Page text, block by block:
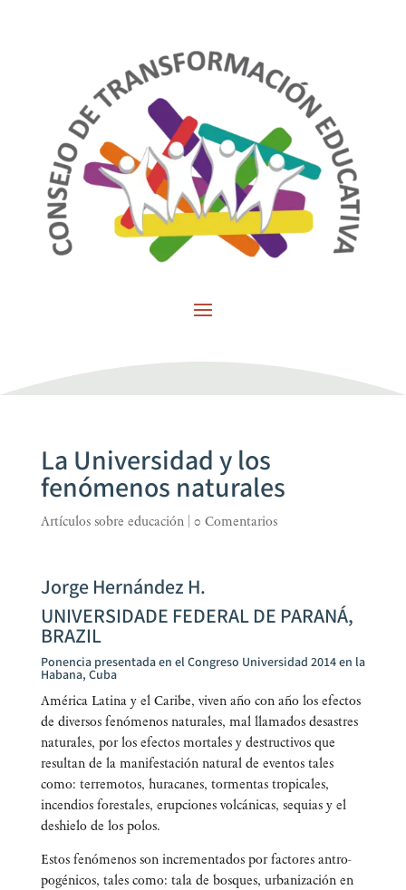
La Universidad y los
fenómenos naturales
Artículos sobre educación| 0 Comentarios
Jorge Hernández H.
UNIVERSIDADE FEDERAL DE PARANÁ,
BRAZIL
Ponencia presentada en el Congreso Universidad 2014 en la
Habana, Cuba
Amé­ri­ca Lati­na y el Cari­be, viven año con año los efec­tos
de diver­sos fenó­me­nos natu­ra­les, mal lla­ma­dos desas­tres
natu­ra­les, por los efec­tos mor­ta­les y des­truc­ti­vos que
resul­tan de la mani­fes­ta­ción natu­ral de even­tos tales
como: terre­mo­tos, hura­ca­nes, tor­men­tas tro­pi­ca­les,
incen­dios fores­ta­les, erup­cio­nes vol­cá­ni­cas, sequias y el
des­hie­lo de los polos.
Estos fenó­me­nos son incre­men­ta­dos por fac­to­res antro­
po­gé­ni­cos, tales como: tala de bos­ques, urba­ni­za­ción en